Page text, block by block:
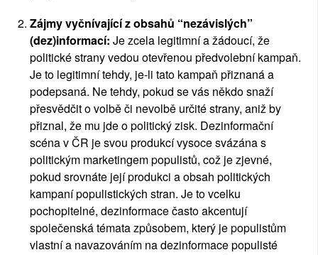
Zájmy vyčnívající z obsahů “nezávislých”
(dez)informací: Je zcela legitimní a žádoucí, že
politické strany vedou otevřenou předvolební kampaň.
Je to legitimní tehdy, je-li tato kampaň přiznaná a
podepsaná. Ne tehdy, pokud se vás někdo snaží
přesvědčit o volbě či nevolbě určité strany, aniž by
přiznal, že mu jde o politický zisk. Dezinformační
scéna v ČR je svou produkcí vysoce svázána s
politickým marketingem populistů, což je zjevné,
pokud srovnáte její produkci a obsah politických
kampaní populistických stran. Je to vcelku
pochopitelné, dezinformace často akcentují
společenská témata způsobem, který je populistům
vlastní a navazováním na dezinformace populisté